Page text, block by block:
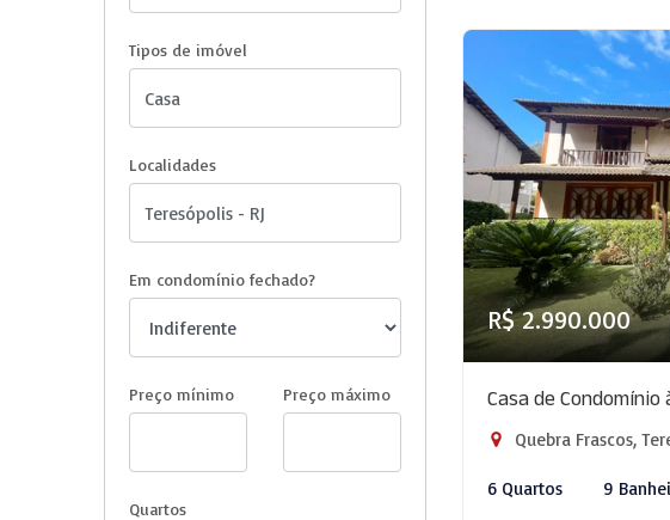
Tipos de imóvel
Localidades
Em condomínio fechado?
Preço mínimo Preço máximo
Quartos
R$ 2.990.000
Casa de
Quebra Frascos,
6 Quartos 9